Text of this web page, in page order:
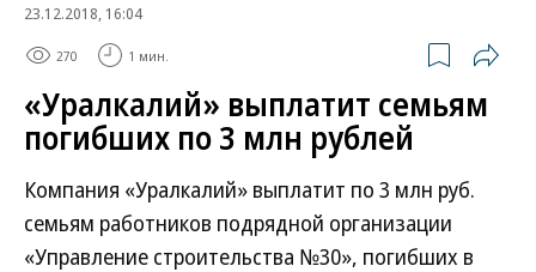
23.12.2018, 16:04
270 1 мин.
«Уралкалий» выплатит семьям
погибших по 3 млн рублей
Компания «Уралкалий» выплатит по 3 млн руб.
семьям работников подрядной организации
«Управление строительства №30», погибших в